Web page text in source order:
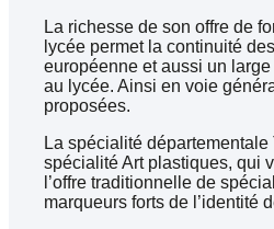
La richesse de son offre de
lycée permet la continuité
européenne et aussi un
au lycée. Ainsi en voie
proposées.
La spécialité départementale
spécialité Art plastiques, qui
l’offre traditionnelle de
marqueurs forts de l’identité